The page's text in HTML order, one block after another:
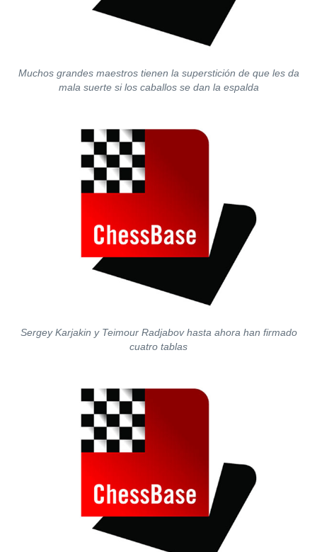
Muchos grandes maestros tienen la superstición de que les da
mala suerte si los caballos se dan la espalda
Sergey Karjakin y Teimour Radjabov hasta ahora han firmado
cuatro tablas